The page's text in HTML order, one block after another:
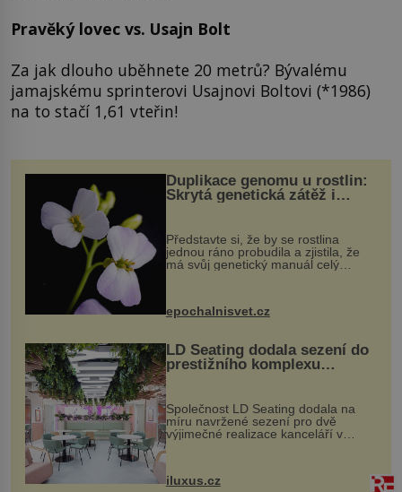
Pravěký lovec vs. Usajn Bolt
Za jak dlouho uběhnete 20 metrů? Bývalému
jamajskému sprinterovi Usajnovi Boltovi (*1986)
na to stačí 1,61 vteřin!
Duplikace genomu u rostlin:
Skrytá genetická zátěž i
Představte si, že by se rostlina
jednou ráno probudila a zjistila, že
má svůj genetický manuál celý
vstupenka...
epochalnisvet.cz
LD Seating dodala sezení do
prestižního komplexu
MediaCityUK v Salfordu
Společnost LD Seating dodala na
míru navržené sezení pro dvě
výjimečné realizace kanceláří v
areálu MediaCityUK v anglickém
budov Media...
iluxus.cz